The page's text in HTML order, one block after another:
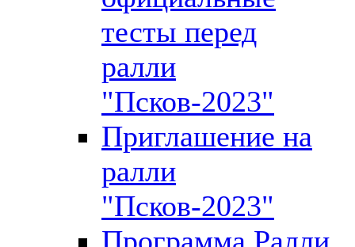
тесты перед
ралли
"Псков-2023"
Приглашение на
ралли
"Псков-2023"